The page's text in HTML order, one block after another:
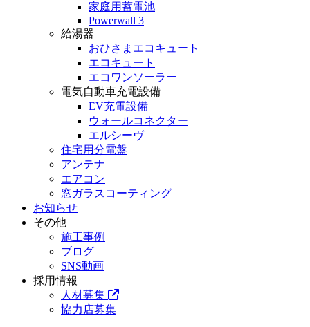
家庭用蓄電池
Powerwall 3
給湯器
おひさまエコキュート
エコキュート
エコワンソーラー
電気自動車充電設備
EV充電設備
ウォールコネクター
エルシーヴ
住宅用分電盤
アンテナ
エアコン
窓ガラスコーティング
お知らせ
その他
施工事例
ブログ
SNS動画
採用情報
人材募集
協力店募集